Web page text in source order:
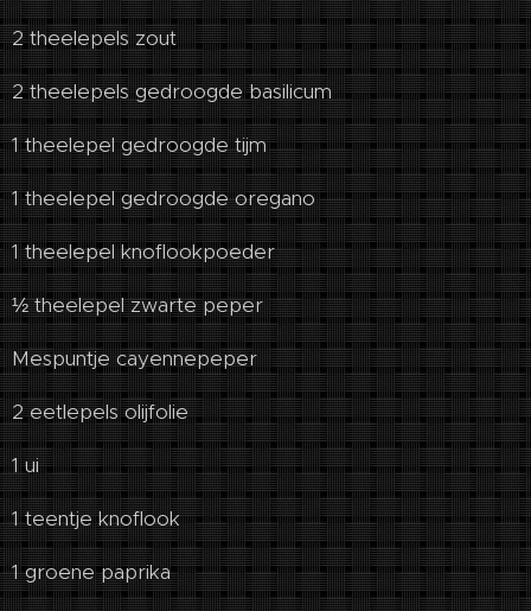
2 theelepels zout
2 theelepels gedroogde basilicum
1 theelepel gedroogde tijm
1 theelepel gedroogde oregano
1 theelepel knoflookpoeder
½ theelepel zwarte peper
Mespuntje cayennepeper
2 eetlepels olijfolie
1 ui
1 teentje knoflook
1 groene paprika